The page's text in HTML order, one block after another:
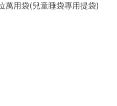
萬用袋(兒童睡袋專用提袋)